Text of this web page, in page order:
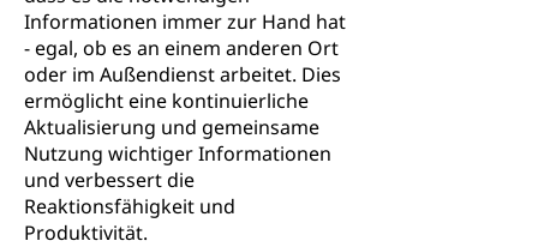
Informationen immer zur Hand hat
- egal, ob es an einem anderen Ort
oder im Außendienst arbeitet. Dies
ermöglicht eine kontinuierliche
Aktualisierung und gemeinsame
Nutzung wichtiger Informationen
und verbessert die
Reaktionsfähigkeit und
Produktivität.